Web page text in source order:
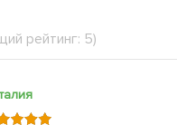
рейтинг: 5)